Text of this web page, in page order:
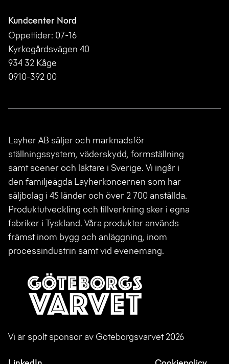
Kundcenter Nord
Öppettider: 07-16
Kyrkogårdsvägen 40
934 32 Kåge
0910-392 00
Layher AB säljer och marknadsför
ställningssystem, väderskydd, formställning
samt scener och läktare i Sverige. Vi ingår i
den familjeägda Layherkoncernen som har
säljbolag i 45 länder och över 2 700 anställda.
Produktutveckling och tillverkning sker i egna
fabriker i Tyskland. Våra produkter används
främst inom bygg och anläggning, inom
processindustrin samt vid evenemang.
Vi är spolt sponsor av Göteborgsvarvet 2026